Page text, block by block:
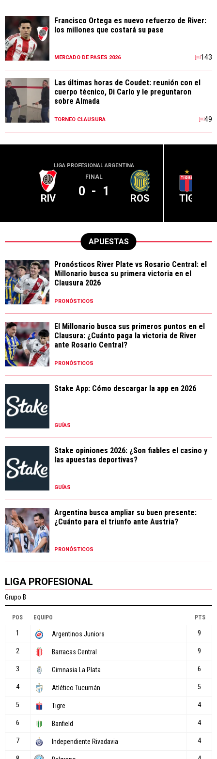
Francisco Ortega es nuevo refuerzo de River:
los millones que costará su pase
MERCADO DE PASES 2026 143
Las últimas horas de Coudet: reunión con el
cuerpo técnico, Di Carlo y le preguntaron
sobre Almada
TORNEO CLAUSURA 49
LIGA PROFESIONAL ARGENTINA
RIV
FINAL
0 - 1 ROS TIG
APUESTAS
Pronósticos River Plate vs Rosario Central: el
Millonario busca su primera victoria en el
Clausura 2026
PRONÓSTICOS
El Millonario busca sus primeros puntos en el
Clausura: ¿Cuánto paga la victoria de River
ante Rosario Central?
PRONÓSTICOS
Stake App: Cómo descargar la app en 2026
GUÍAS
Stake opiniones 2026: ¿Son fiables el casino y
las apuestas deportivas?
GUÍAS
Argentina busca ampliar su buen presente:
¿Cuánto para el triunfo ante Austria?
PRONÓSTICOS
LIGA PROFESIONAL